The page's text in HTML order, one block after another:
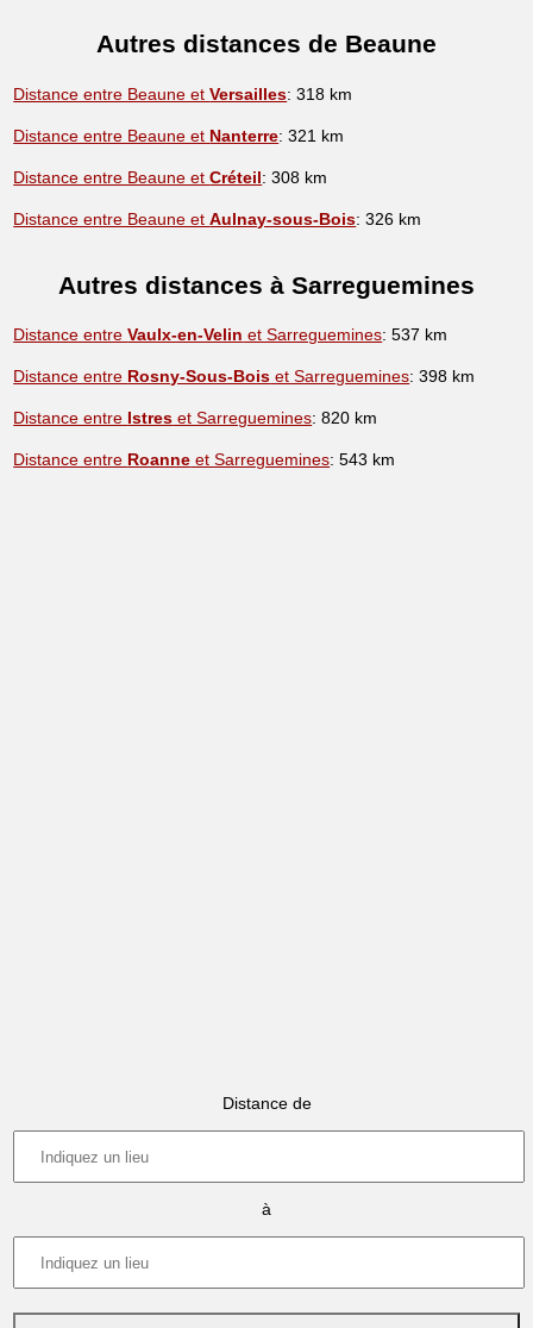
Autres distances de Beaune
Distance entre Beaune etVersailles: 318 km
Distance entre Beaune et Nanterre: 321 km
Distance entre Beaune etCréteil: 308 km
Distance entre Beaune etAulnay-sous-Bois: 326 km
Autres distances à Sarreguemines
Distance entreVaulx-en-Velin et Sarreguemines: 537 km
Distance entre Rosny-Sous-Bois et Sarreguemines: 398 km
Distance entre Istres et Sarreguemines: 820 km
Distance entre Roanne et Sarreguemines: 543 km
Distance de
à